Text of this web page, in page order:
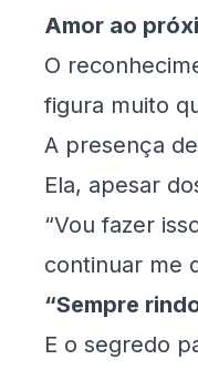
Amor ao
O
figura muito
A presença
Ela, apesar
“Vou fazer
continuar me
“Sempre
E o segredo